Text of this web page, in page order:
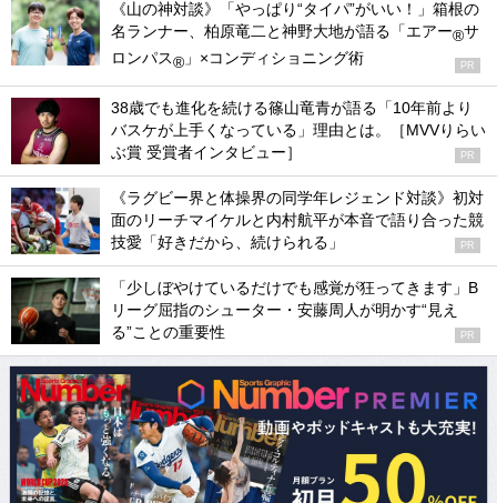
《山の神対談》「やっぱり“タイパ”がいい！」箱根の
名ランナー、柏原竜二と神野大地が語る「エアー®サ
ロンパス® 」×コンディショニング術 PR
38歳でも進化を続ける篠山竜青が語る「10年前より
バスケが上手くなっている」理由とは。［MVVりらい
ぶ賞 受賞者インタビュー］
PR
《ラグビー界と体操界の同学年レジェンド対談》初対
面のリーチマイケルと内村航平が本音で語り合った競
技愛「好きだから、続けられる」
PR
「少しぼやけているだけでも感覚が狂ってきます」B
リーグ屈指のシューター・安藤周人が明かす“見え
る”ことの重要性
PR